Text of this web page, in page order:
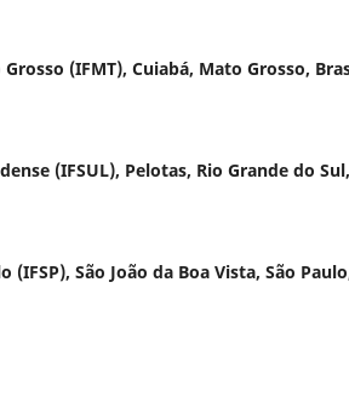
(IFMT), Cuiabá, Mato Grosso,
(IFSUL), Pelotas, Rio Grande do
São João da Boa Vista, São